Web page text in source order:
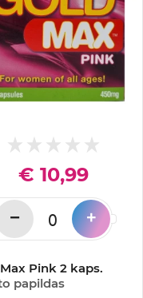
Pink 2 kaps.
papildas
€ 10,99
− +